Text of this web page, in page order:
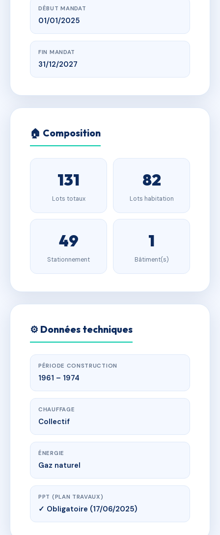
DÉBUT MANDAT
01/01/2025
FIN MANDAT
31/12/2027
🏠 Composition
131
Lots totaux
82
Lots habitation
49
Stationnement
1
Bâtiment(s)
⚙️ Données techniques
PÉRIODE CONSTRUCTION
1961 – 1974
CHAUFFAGE
Collectif
ÉNERGIE
Gaz naturel
PPT (PLAN TRAVAUX)
✓ Obligatoire (17/06/2025)